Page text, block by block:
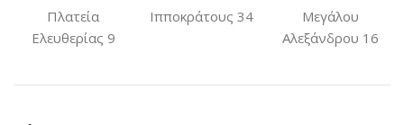
Πλατεία
Ελευθερίας 9
Ιπποκράτους 34
Μεγάλου
Αλεξάνδρου 16